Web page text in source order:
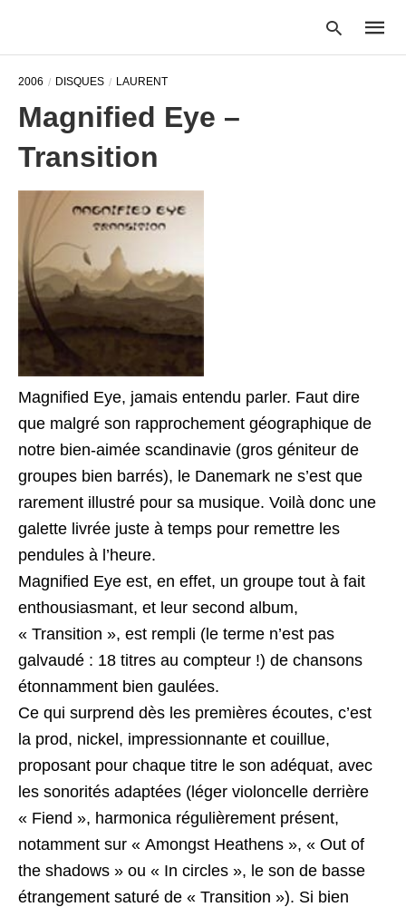
2006 DISQUES LAURENT
Magnified Eye –
Transition
Magnified Eye, jamais entendu parler. Faut dire
que malgré son rapprochement géographique de
notre bien-aimée scandinavie (gros géniteur de
groupes bien barrés), le Danemark ne s’est que
rarement illustré pour sa musique. Voilà donc une
galette livrée juste à temps pour remettre les
pendules à l’heure.
Magnified Eye est, en effet, un groupe tout à fait
enthousiasmant, et leur second album,
« Transition », est rempli (le terme n’est pas
galvaudé : 18 titres au compteur !) de chansons
étonnamment bien gaulées.
Ce qui surprend dès les premières écoutes, c’est
la prod, nickel, impressionnante et couillue,
proposant pour chaque titre le son adéquat, avec
les sonorités adaptées (léger violoncelle derrière
« Fiend », harmonica régulièrement présent,
notamment sur « Amongst Heathens », « Out of
the shadows » ou « In circles », le son de basse
étrangement saturé de « Transition »). Si bien